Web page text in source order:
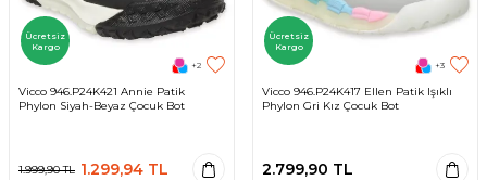
Ücretsiz
Kargo
+2
Vicco 946.P24K421 Annie Patik
Phylon Siyah-Beyaz Çocuk Bot
1.999,90TL 1.299,94 TL
Ücretsiz
Kargo
+3
Vicco 946.P24K417 Ellen Patik Işıklı
Phylon Gri Kız Çocuk Bot
2.799,90 TL